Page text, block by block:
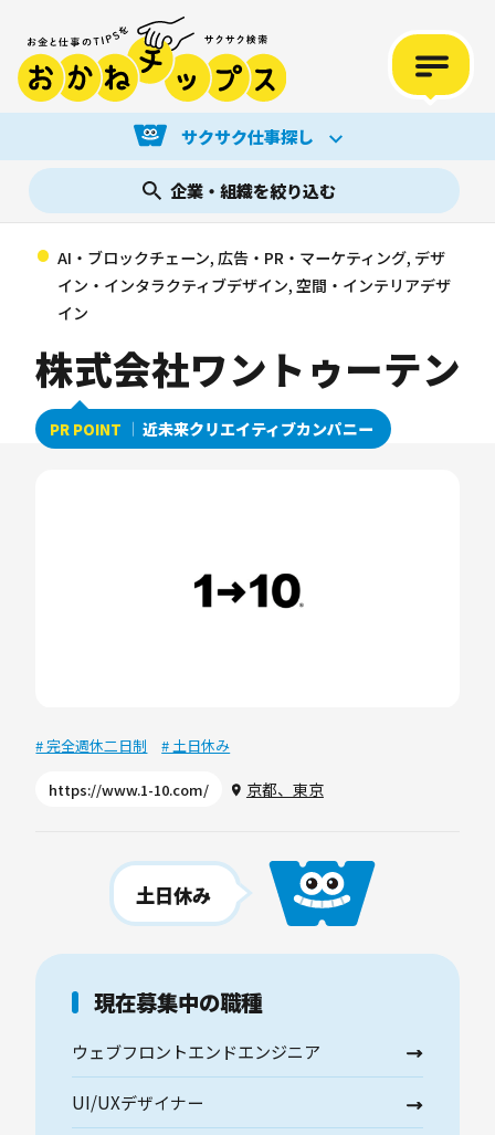
サクサク仕事探し
企業・組織を絞り込む
AI・ブロックチェーン, 広告・PR・マーケティング, デザ
イン・インタラクティブデザイン, 空間・インテリアデザ
イン
株式会社ワントゥーテン
PR POINT 近未来クリエイティブカンパニー
# 完全週休二日制 # 土日休み
https://www.1-10.com/ 京都、東京
土日休み
現在募集中の職種
ウェブフロントエンドエンジニア
UI/UXデザイナー